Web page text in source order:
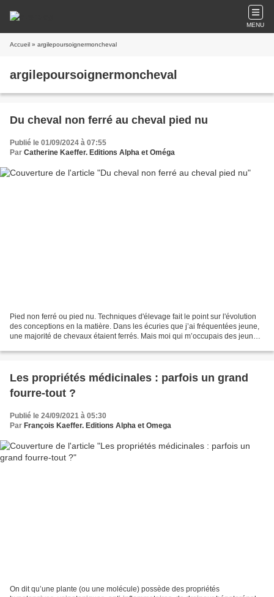
MENU
Accueil » argilepoursoignermoncheval
argilepoursoignermoncheval
Du cheval non ferré au cheval pied nu
Publié le 01/09/2024 à 07:55
Par Catherine Kaeffer. Editions Alpha et Oméga
Pied non ferré ou pied nu. Techniques d'élevage fait le point sur l'évolution
des conceptions en la matière. Dans les écuries que j’ai fréquentées jeune,
une majorité de chevaux étaient ferrés. Mais moi qui m’occupais des jeunes,
Les propriétés médicinales : parfois un grand
fourre-tout ?
Publié le 24/09/2021 à 05:30
Par François Kaeffer. Editions Alpha et Omega
On dit qu’une plante (ou une molécule) possède des propriétés